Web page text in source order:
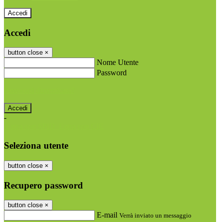
Accedi
Accedi
button close ×
Nome Utente
Password
-
Seleziona utente
button close ×
Recupero password
button close ×
E-mail Verrà inviato un messaggio